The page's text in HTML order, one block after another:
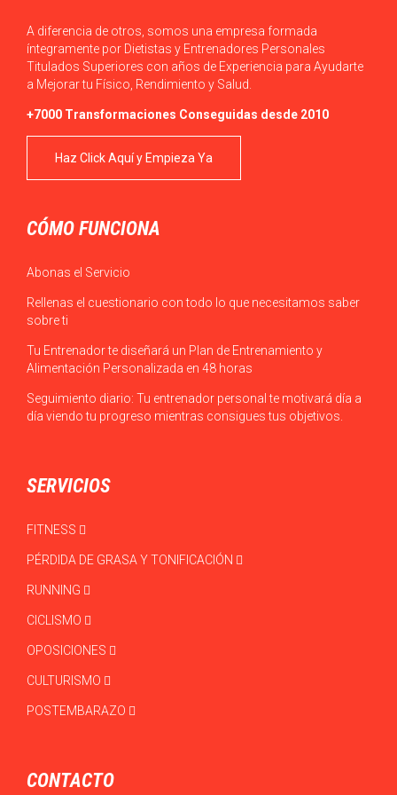
A diferencia de otros, somos una empresa formada
íntegramente por Dietistas y Entrenadores Personales
Titulados Superiores con años de Experiencia para Ayudarte
a Mejorar tu Físico, Rendimiento y Salud.
+7000 Transformaciones Conseguidas desde 2010
Haz Click Aquí y Empieza Ya
CÓMO FUNCIONA
Abonas el Servicio
Rellenas el cuestionario con todo lo que necesitamos saber
sobre ti
Tu Entrenador te diseñará un Plan de Entrenamiento y
Alimentación Personalizada en 48 horas
Seguimiento diario: Tu entrenador personal te motivará día a
día viendo tu progreso mientras consigues tus objetivos.
SERVICIOS
FITNESS
PÉRDIDA DE GRASA Y TONIFICACIÓN
RUNNING
CICLISMO
OPOSICIONES
CULTURISMO
POSTEMBARAZO
CONTACTO